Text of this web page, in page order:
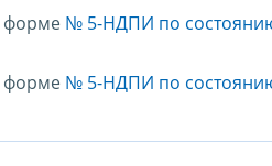
форме № 5-НДПИ по
форме № 5-НДПИ по